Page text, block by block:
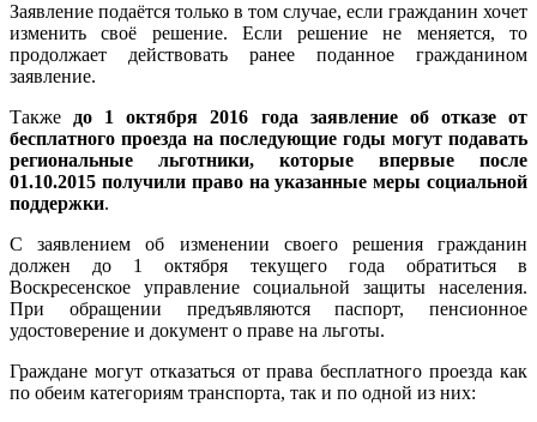
Заявление подаётся только в том случае, если гражданин хочет
изменить своё решение. Если решение не меняется, то
продолжает действовать ранее поданное гражданином
заявление.
Такжедо 1 октября 2016 года заявление об отказе от
бесплатного проезда на последующие годы могут подавать
региональные льготники, которые впервые после
01.10.2015 получили право на указанные меры социальной
поддержки.
С заявлением об изменении своего решения гражданин
должен до 1 октября текущего года обратиться в
Воскресенское управление социальной защиты населения.
При обращении предъявляются паспорт, пенсионное
удостоверение и документ о праве на льготы.
Граждане могут отказаться от права бесплатного проезда как
по обеим категориям транспорта, так и по одной из них: